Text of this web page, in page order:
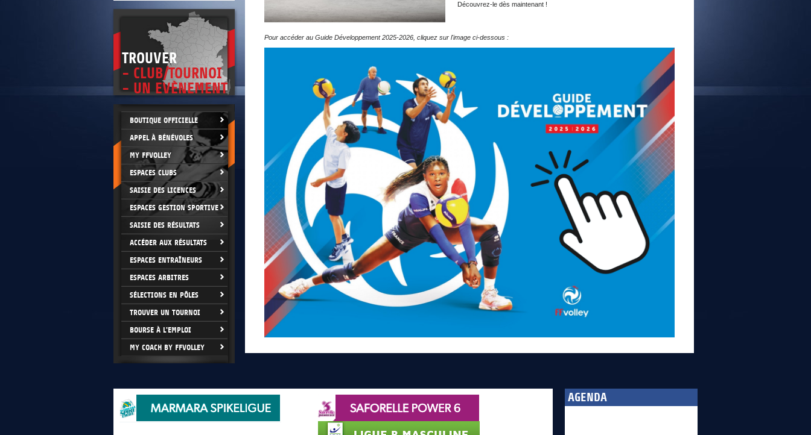
TROUVER
- CLUB/TOURNOI
- UN EVÈNEMENT
BOUTIQUE OFFICIELLE
APPEL À BÉNÉVOLES
MY FFVOLLEY
ESPACES CLUBS
SAISIE DES LICENCES
ESPACES GESTION SPORTIVE
SAISIE DES RÉSULTATS
ACCÉDER AUX RÉSULTATS
ESPACES ENTRAÎNEURS
ESPACES ARBITRES
SÉLECTIONS EN PÔLES
TROUVER UN TOURNOI
BOURSE À L'EMPLOI
MY COACH BY FFVOLLEY
Découvrez-le dès maintenant !
Pour accéder au Guide Développement 2025-2026, cliquez sur l'image ci-dessous :
AGENDA